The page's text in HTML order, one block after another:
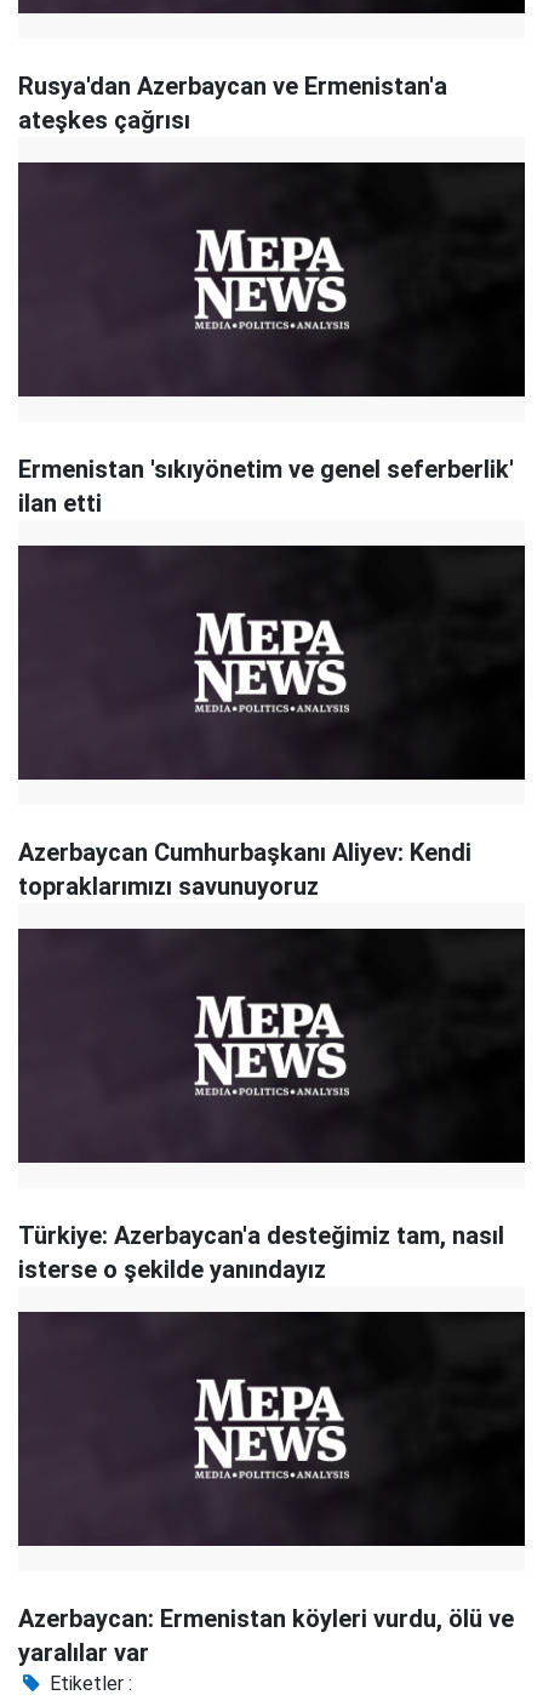
Rusya'dan Azerbaycan ve Ermenistan'a
ateşkes çağrısı
Ermenistan 'sıkıyönetim ve genel seferberlik'
ilan etti
Azerbaycan Cumhurbaşkanı Aliyev: Kendi
topraklarımızı savunuyoruz
Türkiye: Azerbaycan'a desteğimiz tam, nasıl
isterse o şekilde yanındayız
Azerbaycan: Ermenistan köyleri vurdu, ölü ve
yaralılar var
Etiketler :